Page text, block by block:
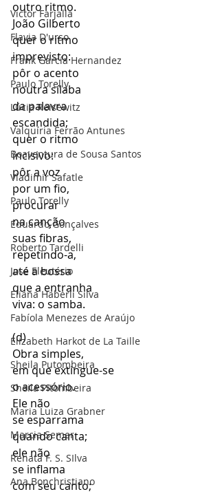
Victor Farjalla
Flavia D'urso
Frank García Hernandez
Paulo Torelly
Lúcia Reisewitz
Valquíria Ferrão Antunes
Boaventura de Sousa Santos
Vladimir Safatle
Paulo Torelly
Eduardo Gonçalves
Roberto Tardelli
José Eleutério
Eliana Haberli Silva
Fabíola Menezes de Araújo
Elizabeth Harkot de La Taille
Sheila Putombeira
Sheila Pitombeira
Maria Luiza Grabner
Marcia Semer
Renata F. S. SIlva
Ana Bonchristiano
outro ritmo.
João Gilberto
quer o ritmo
imprevisto:
pôr o acento
noutra sílaba
da palavra
escandida;
quer o ritmo
incisivo:
pôr a voz
por um fio,
procurar
na canção
suas fibras,
repetindo-a,
até a bossa
que a entranha
viva: o samba.
(d)
Obra simples,
em que extingue-se
o acessório.
Ele não
se esparrama
quando canta;
ele não
se inflama
com seu canto;